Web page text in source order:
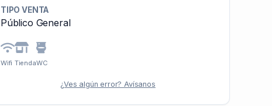
TIPO VENTA
Público General
Wifi TiendaWC
¿Ves algún error? Avísanos